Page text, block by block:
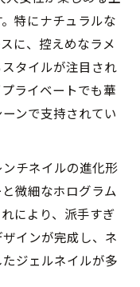
特にナチュラルな
に、控えめなラメ
タイルが注目され
ライベートでも華
ンで支持されてい
チネイルの進化形
微細なホログラム
により、派手すぎ
インが完成し、ネ
ジェルネイルが多